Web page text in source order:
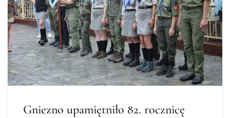
Gniezno upamiętniło 82. rocznicę